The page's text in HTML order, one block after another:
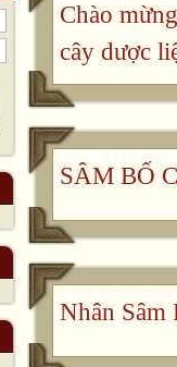
Chào
cây dược
SÂM BỐ
Nhân Sâm